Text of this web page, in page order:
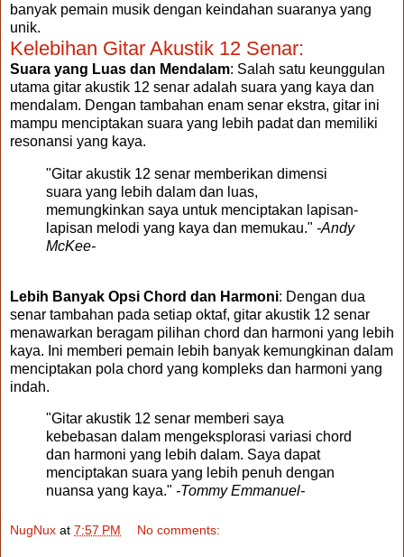
banyak pemain musik dengan keindahan suaranya yang
unik.
Kelebihan Gitar Akustik 12 Senar:
Suara yang Luas dan Mendalam: Salah satu keunggulan
utama gitar akustik 12 senar adalah suara yang kaya dan
mendalam. Dengan tambahan enam senar ekstra, gitar ini
mampu menciptakan suara yang lebih padat dan memiliki
resonansi yang kaya.
"Gitar akustik 12 senar memberikan dimensi
suara yang lebih dalam dan luas,
memungkinkan saya untuk menciptakan lapisan-
lapisan melodi yang kaya dan memukau." -Andy
McKee-
Lebih Banyak Opsi Chord dan Harmoni: Dengan dua
senar tambahan pada setiap oktaf, gitar akustik 12 senar
menawarkan beragam pilihan chord dan harmoni yang lebih
kaya. Ini memberi pemain lebih banyak kemungkinan dalam
menciptakan pola chord yang kompleks dan harmoni yang
indah.
"Gitar akustik 12 senar memberi saya
kebebasan dalam mengeksplorasi variasi chord
dan harmoni yang lebih dalam. Saya dapat
menciptakan suara yang lebih penuh dengan
nuansa yang kaya." -Tommy Emmanuel-
NugNux at 7:57 PM No comments: